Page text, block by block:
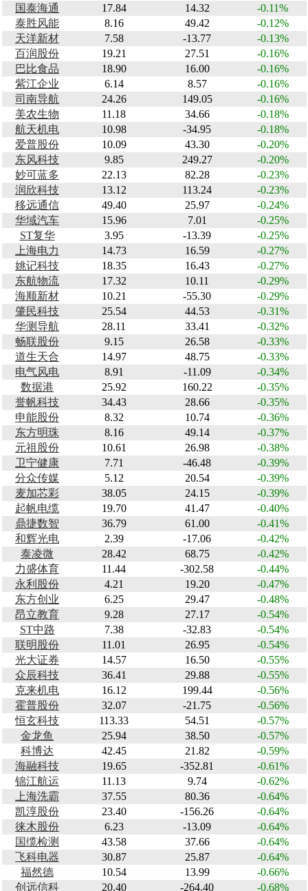
国泰海通
17.84 14.32
-0.11%
泰胜风能
8.16 49.42
-0.12%
天洋新材
7.58 -13.77
-0.13%
百润股份
19.21 27.51
-0.16%
巴比食品
18.90 16.00
-0.16%
紫江企业
6.14 8.57
-0.16%
司南导航
24.26 149.05
-0.16%
美农生物
11.18 34.66
-0.18%
航天机电
10.98 -34.95
-0.18%
爱普股份
10.09 43.30
-0.20%
东风科技
9.85 249.27
-0.20%
妙可蓝多
22.13 82.28
-0.23%
润欣科技
13.12 113.24
-0.23%
移远通信
49.40 25.97
-0.24%
华域汽车
15.96 7.01
-0.25%
ST复华
3.95 -13.39
-0.25%
上海电力
14.73 16.59
-0.27%
姚记科技
18.35 16.43
-0.27%
东航物流
17.32 10.11
-0.29%
海顺新材
10.21 -55.30
-0.29%
肇民科技
25.54 44.53
-0.31%
华测导航
28.11 33.41
-0.32%
畅联股份
9.15 26.58
-0.33%
道生天合
14.97 48.75
-0.33%
电气风电
8.91 -11.09
-0.34%
数据港
25.92 160.22
-0.35%
誉帆科技
34.43 28.66
-0.35%
申能股份
8.32 10.74
-0.36%
东方明珠
8.16 49.14
-0.37%
元祖股份
10.61 26.98
-0.38%
卫宁健康
7.71 -46.48
-0.39%
分众传媒
5.12 20.54
-0.39%
麦加芯彩
38.05 24.15
-0.39%
起帆电缆
19.70 41.47
-0.40%
鼎捷数智
36.79 61.00
-0.41%
和辉光电
2.39 -17.06
-0.42%
泰凌微
28.42 68.75
-0.42%
力盛体育
11.44 -302.58
-0.44%
永利股份
4.21 19.20
-0.47%
东方创业
6.25 29.47
-0.48%
昂立教育
9.28 27.17
-0.54%
ST中路
7.38 -32.83
-0.54%
联明股份
11.01 26.95
-0.54%
光大证券
14.57 16.50
-0.55%
众辰科技
36.41 29.88
-0.55%
克来机电
16.12 199.44
-0.56%
霍普股份
32.07 -21.75
-0.56%
恒玄科技
113.33 54.51
-0.57%
金龙鱼
25.94 38.50
-0.57%
科博达
42.45 21.82
-0.59%
海融科技
19.65 -352.81
-0.61%
锦江航运
11.13 9.74
-0.62%
上海洗霸
37.55 80.36
-0.64%
凯淳股份
23.40 -156.26
-0.64%
徕木股份
6.23 -13.09
-0.64%
国缆检测
43.58 37.66
-0.64%
飞科电器
30.87 25.87
-0.64%
福然德
10.54 13.99
-0.66%
创远信科
20.40 -264.40 -0.68%